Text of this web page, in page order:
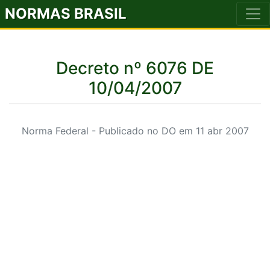
NORMAS BRASIL
Decreto nº 6076 DE
10/04/2007
Norma Federal - Publicado no DO em 11 abr 2007